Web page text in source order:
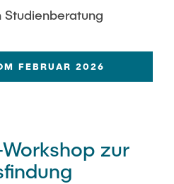
Studienberatung
FEBRUAR 2026
zur